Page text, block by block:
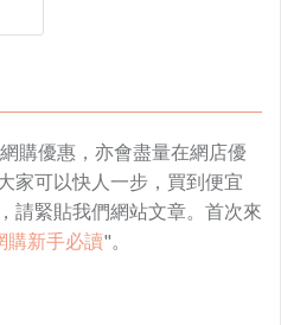
購優惠，亦會盡量在網店優
家可以快人一步，買到便宜
請緊貼我們網站文章。首次來
購新手必讀"。